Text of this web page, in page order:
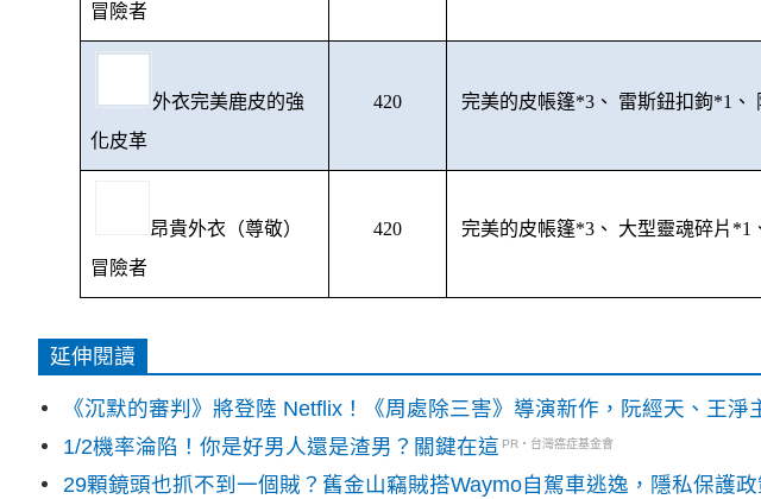
冒險者
外衣完美鹿皮的強
化皮革
420 完美的皮帳篷*3、 雷斯鈕扣鉤*1、
昂貴外衣（尊敬）
冒險者
420 完美的皮帳篷*3、 大型靈魂碎片*1
延伸閱讀
《沉默的審判》將登陸 Netflix！《周處除三害》導演新作，阮經天、王淨
1/2機率淪陷！你是好男人還是渣男？關鍵在這 PR・台灣癌症基金會
29顆鏡頭也抓不到一個賊？舊金山竊賊搭Waymo自駕車逃逸，隱私保護